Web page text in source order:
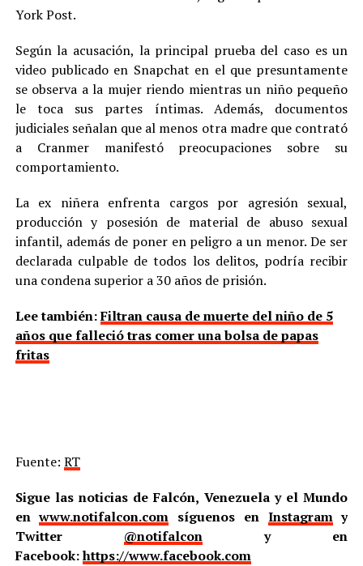
York Post.
Según la acusación, la principal prueba del caso es un
video publicado en Snapchat en el que presuntamente
se observa a la mujer riendo mientras un niño pequeño
le toca sus partes íntimas. Además, documentos
judiciales señalan que al menos otra madre que contrató
a Cranmer manifestó preocupaciones sobre su
comportamiento.
La ex niñera enfrenta cargos por agresión sexual,
producción y posesión de material de abuso sexual
infantil, además de poner en peligro a un menor. De ser
declarada culpable de todos los delitos, podría recibir
una condena superior a 30 años de prisión.
Lee también:Filtran causa de muerte del niño de 5
años que falleció tras comer una bolsa de papas
fritas
Fuente: RT
Sigue las noticias de Falcón, Venezuela y el Mundo
enwww.notifalcon.com síguenos en Instagramy
Twitter @notifalcony en
Facebook:https://www.facebook.com